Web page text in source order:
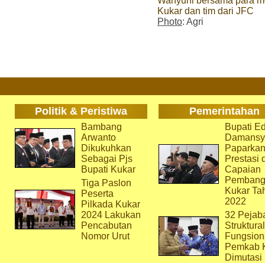
Kukar dan tim dari JFC
Photo: Agri
Politik & Peristiwa Pemerintahan
Bambang
Arwanto
Dikukuhkan
Sebagai Pjs
Bupati Kukar
Tiga Paslon
Peserta
Pilkada Kukar
2024 Lakukan
Pencabutan
Nomor Urut
Bupati
Paparkan
Prestasi
Capaian
Kukar
2022
32
Pemkab
Dimutasi